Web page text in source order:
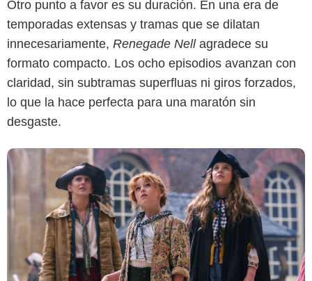
Otro punto a favor es su duración. En una era de
temporadas extensas y tramas que se dilatan
innecesariamente, Renegade Nellagradece su
formato compacto. Los ocho episodios avanzan con
claridad, sin subtramas superfluas ni giros forzados,
lo que la hace perfecta para una maratón sin
desgaste.